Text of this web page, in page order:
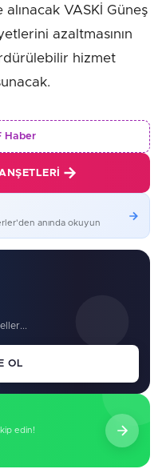
VASKİ Güneş
azaltmasının
hizmet
Haber
anında okuyun
OL
edin!